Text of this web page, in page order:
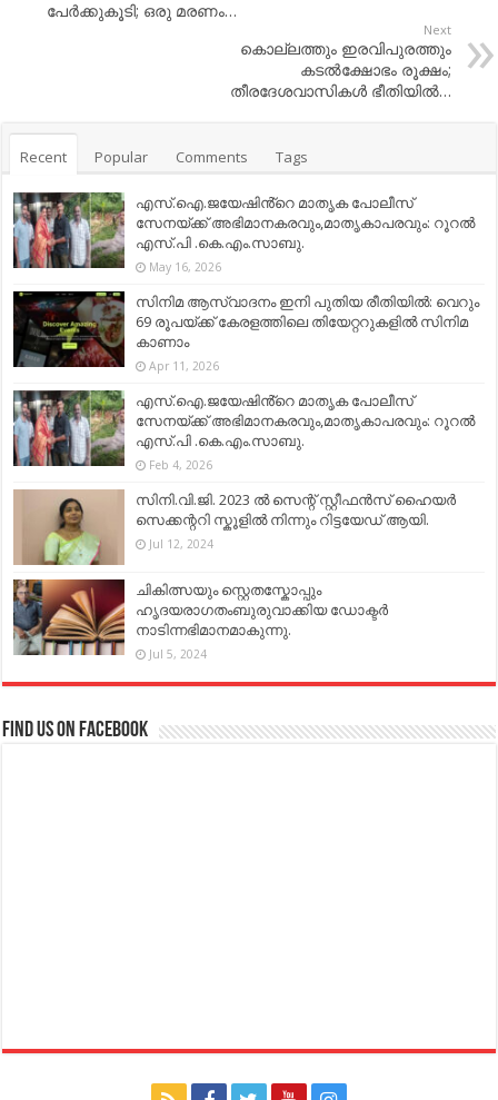
പേർക്കുകൂടി; ഒരു മരണം…
Next
കൊല്ലത്തും ഇരവിപുരത്തും
കടല്‍ക്ഷോഭം രൂക്ഷം;
തീരദേശവാസികള്‍ ഭീതിയില്‍…
Recent Popular Comments Tags
എസ്.ഐ.ജയേഷിൻ്റെ മാതൃക പോലീസ്
സേനയ്ക്ക് അഭിമാനകരവും,മാതൃകാപരവും: റൂറൽ
എസ്.പി .കെ.എം.സാബു.
May 16, 2026
സിനിമ ആസ്വാദനം ഇനി പുതിയ രീതിയിൽ: വെറും
69 രൂപയ്ക്ക് കേരളത്തിലെ തിയേറ്ററുകളിൽ സിനിമ
കാണാം
Apr 11, 2026
എസ്.ഐ.ജയേഷിൻ്റെ മാതൃക പോലീസ്
സേനയ്ക്ക് അഭിമാനകരവും,മാതൃകാപരവും: റൂറൽ
എസ്.പി .കെ.എം.സാബു.
Feb 4, 2026
സിനി.വി.ജി. 2023 ൽ സെന്റ് സ്റ്റീഫൻസ് ഹൈയർ
സെക്കന്ററി സ്കൂളിൽ നിന്നും റിട്ടയേഡ് ആയി.
Jul 12, 2024
ചികിത്സയും സ്റ്റെതസ്കോപ്പും
ഹൃദയരാഗതംബുരുവാക്കിയ ഡോക്ടർ
നാടിന്നഭിമാനമാകുന്നു.
Jul 5, 2024
Find us on Facebook